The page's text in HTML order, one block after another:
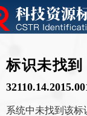
标识未找到
系统中未找到该标